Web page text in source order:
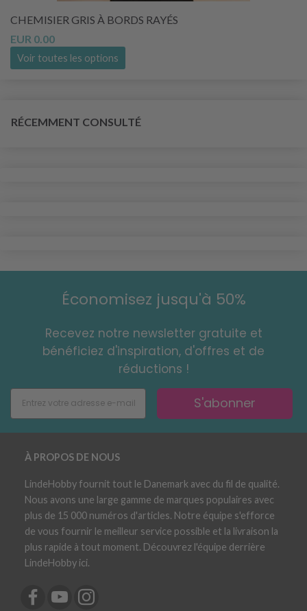
CHEMISIER GRIS À BORDS RAYÉS
EUR 0.00
Voir toutes les options
RÉCEMMENT CONSULTÉ
Économisez jusqu'à 50%
Recevez notre newsletter gratuite et
bénéficiez d'inspiration, d'offres et de
réductions !
S'abonner
À PROPOS DE NOUS
LindeHobby fournit tout le Danemark avec du fil de qualité.
Nous avons une large gamme de marques populaires avec
plus de 15 000 numéros d'articles. Notre équipe s'efforce
de vous fournir le meilleur service possible et la livraison la
plus rapide à tout moment. Découvrez l'équipe derrière
LindeHobby ici.